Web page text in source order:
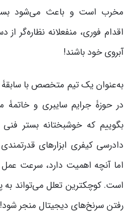
مخرب است و باعث می‌شود
اقدام فوری، منفعلانه نظاره‌گر
آبروی خود باشند!
به‌عنوان یک تیم متخصص با
در حوزۀ جرایم سایبری و خاتمۀ
بگوییم که خوشبختانه بستر فنی
دادرسی کیفری ابزارهای
اما آنچه اهمیت دارد، سرعت
است. کوچکترین تعلل می‌تواند
رفتن سرنخ‌های دیجیتال منجر شود!